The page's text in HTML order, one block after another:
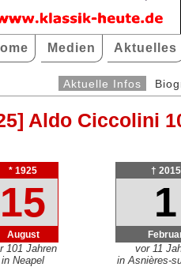
Medien Aktuelles
Aktuelle Infos
Aldo Ciccolini
* 1925
15
August
101 Jahren
in Neapel
† 2015
1
vor 11
in Asnières-